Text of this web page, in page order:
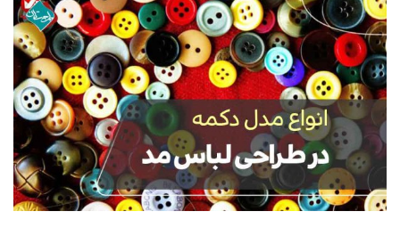
آموزش مجازی گرافیک
آموزش مجازی طراحی داخلی
نقاشی پاستل
نقاشی رنگ روغن
نقاشی آبرنگ
نقاشی کودک و نوجوان
طراحی سیاه قلم
خوشنویسی نستعلیق
خوشنویسی با خودکار
خط نقاشی